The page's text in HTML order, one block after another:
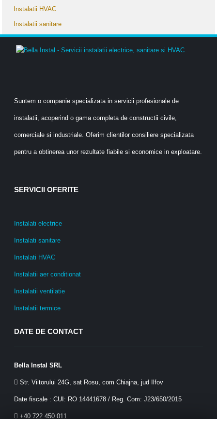
Instalatii HVAC
Instalatii sanitare
Suntem o companie specializata in servicii profesionale de
instalatii, acoperind o gama completa de constructii civile,
comerciale si industriale. Oferim clientilor consiliere specializata
pentru a obtinerea unor rezultate fiabile si economice in exploatare.
SERVICII OFERITE
Instalati electrice
Instalati sanitare
Instalati HVAC
Instalatii aer conditionat
Instalatii ventilatie
Instalatii termice
DATE DE CONTACT
Bella Instal SRL
Str. Viitorului 24G, sat Rosu, com Chiajna, jud Ilfov
Date fiscale : CUI: RO 14441678 / Reg. Com: J23/650/2015
+40 722 450 011